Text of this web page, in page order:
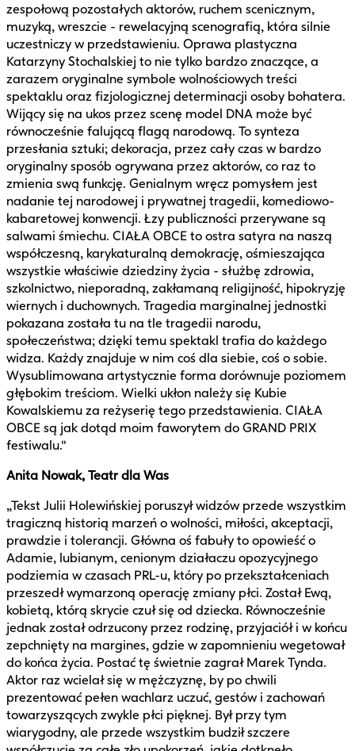
zespołową pozostałych aktorów, ruchem scenicznym,
muzyką, wreszcie - rewelacyjną scenografią, która silnie
uczestniczy w przedstawieniu. Oprawa plastyczna
Katarzyny Stochalskiej to nie tylko bardzo znaczące, a
zarazem oryginalne symbole wolnościowych treści
spektaklu oraz fizjologicznej determinacji osoby bohatera.
Wijący się na ukos przez scenę model DNA może być
równocześnie falującą flagą narodową. To synteza
przesłania sztuki; dekoracja, przez cały czas w bardzo
oryginalny sposób ogrywana przez aktorów, co raz to
zmienia swą funkcję. Genialnym wręcz pomysłem jest
nadanie tej narodowej i prywatnej tragedii, komediowo-
kabaretowej konwencji. Łzy publiczności przerywane są
salwami śmiechu. CIAŁA OBCE to ostra satyra na naszą
współczesną, karykaturalną demokrację, ośmieszająca
wszystkie właściwie dziedziny życia - służbę zdrowia,
szkolnictwo, nieporadną, zakłamaną religijność, hipokryzję
wiernych i duchownych. Tragedia marginalnej jednostki
pokazana została tu na tle tragedii narodu,
społeczeństwa; dzięki temu spektakl trafia do każdego
widza. Każdy znajduje w nim coś dla siebie, coś o sobie.
Wysublimowana artystycznie forma dorównuje poziomem
głębokim treściom. Wielki ukłon należy się Kubie
Kowalskiemu za reżyserię tego przedstawienia. CIAŁA
OBCE są jak dotąd moim faworytem do GRAND PRIX
festiwalu."
Anita Nowak, Teatr dla Was
„Tekst Julii Holewińskiej poruszył widzów przede wszystkim
tragiczną historią marzeń o wolności, miłości, akceptacji,
prawdzie i tolerancji. Główna oś fabuły to opowieść o
Adamie, lubianym, cenionym działaczu opozycyjnego
podziemia w czasach PRL-u, który po przekształceniach
przeszedł wymarzoną operację zmiany płci. Został Ewą,
kobietą, którą skrycie czuł się od dziecka. Równocześnie
jednak został odrzucony przez rodzinę, przyjaciół i w końcu
zepchnięty na margines, gdzie w zapomnieniu wegetował
do końca życia. Postać tę świetnie zagrał Marek Tynda.
Aktor raz wcielał się w mężczyznę, by po chwili
prezentować pełen wachlarz uczuć, gestów i zachowań
towarzyszących zwykle płci pięknej. Był przy tym
wiarygodny, ale przede wszystkim budził szczere